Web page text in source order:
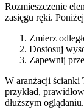
Rozmieszczenie
zasięgu ręki.
Zmierz
Dostosuj
Zapewnij
W aranżacji ścianki
przykład,
dłuższym oglądaniu.